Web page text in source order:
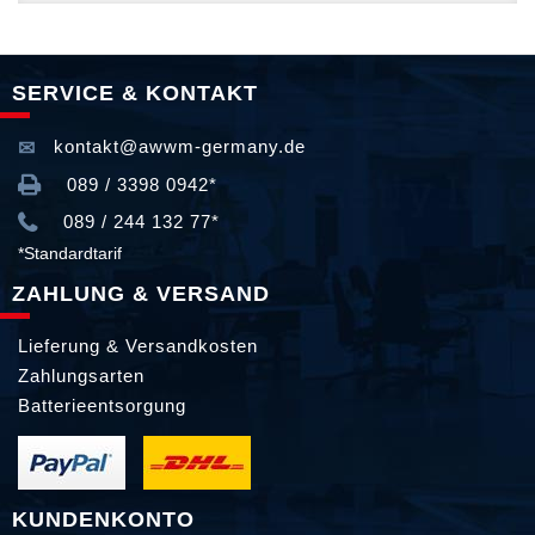
SERVICE & KONTAKT
kontakt@awwm-germany.de
089 / 3398 0942*
089 / 244 132 77*
*Standardtarif
ZAHLUNG & VERSAND
Lieferung & Versandkosten
Zahlungsarten
Batterieentsorgung
KUNDENKONTO